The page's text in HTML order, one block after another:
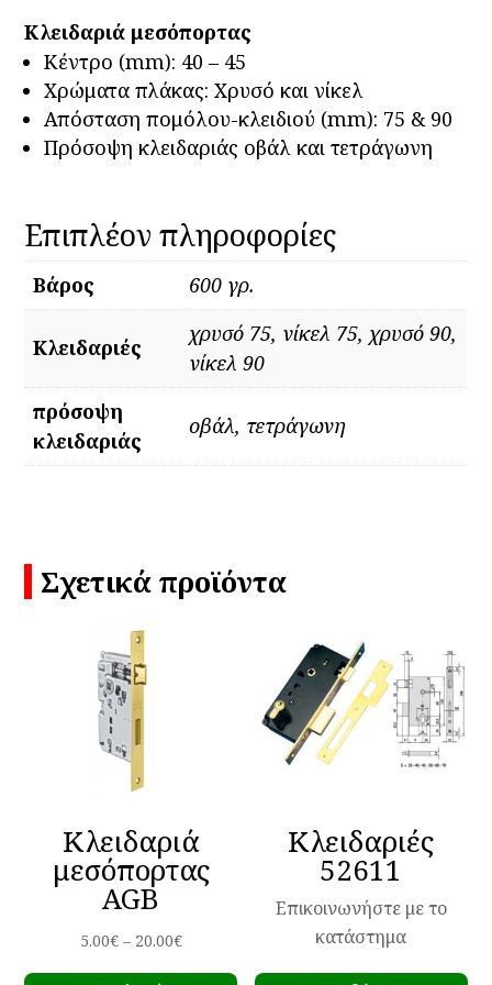
ποσότητα
Κλειδαριά μεσόπορτας
Κέντρο (mm): 40 – 45
Χρώματα πλάκας: Χρυσό και νίκελ
Απόσταση πομόλου-κλειδιού (mm): 75 & 90
Πρόσοψη κλειδαριάς οβάλ και τετράγωνη
Επιπλέον πληροφορίες
Βάρος 600 γρ.
Kλειδαριές
χρυσό 75, νίκελ 75, χρυσό 90,
νίκελ 90
πρόσοψη
κλειδαριάς
οβάλ, τετράγωνη
Σχετικά προϊόντα
Κλειδαριά
μεσόπορτας
AGB
5.00€ – 20.00€Price
Αυτό
Κλειδαριές
52611
Επικοινωνήστε με το
κατάστημα